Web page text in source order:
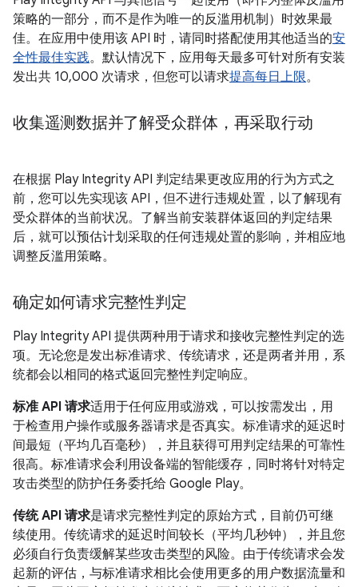
策略的一部分，而不是作为唯一的反滥用机制）时效果最
佳。在应用中使用该 API 时，请同时搭配使用其他适当的安
全性最佳实践。默认情况下，应用每天最多可针对所有安装
发出共 10,000 次请求，但您可以请求提高每日上限。
收集遥测数据并了解受众群体，再采取行动
在根据 Play Integrity API 判定结果更改应用的行为方式之
前，您可以先实现该 API，但不进行违规处置，以了解现有
受众群体的当前状况。了解当前安装群体返回的判定结果
后，就可以预估计划采取的任何违规处置的影响，并相应地
调整反滥用策略。
确定如何请求完整性判定
Play Integrity API 提供两种用于请求和接收完整性判定的选
项。无论您是发出标准请求、传统请求，还是两者并用，系
统都会以相同的格式返回完整性判定响应。
标准 API 请求适用于任何应用或游戏，可以按需发出，用
于检查用户操作或服务器请求是否真实。标准请求的延迟时
间最短（平均几百毫秒），并且获得可用判定结果的可靠性
很高。标准请求会利用设备端的智能缓存，同时将针对特定
攻击类型的防护任务委托给 Google Play。
传统 API 请求是请求完整性判定的原始方式，目前仍可继
续使用。传统请求的延迟时间较长（平均几秒钟），并且您
必须自行负责缓解某些攻击类型的风险。由于传统请求会发
起新的评估，与标准请求相比会使用更多的用户数据流量和